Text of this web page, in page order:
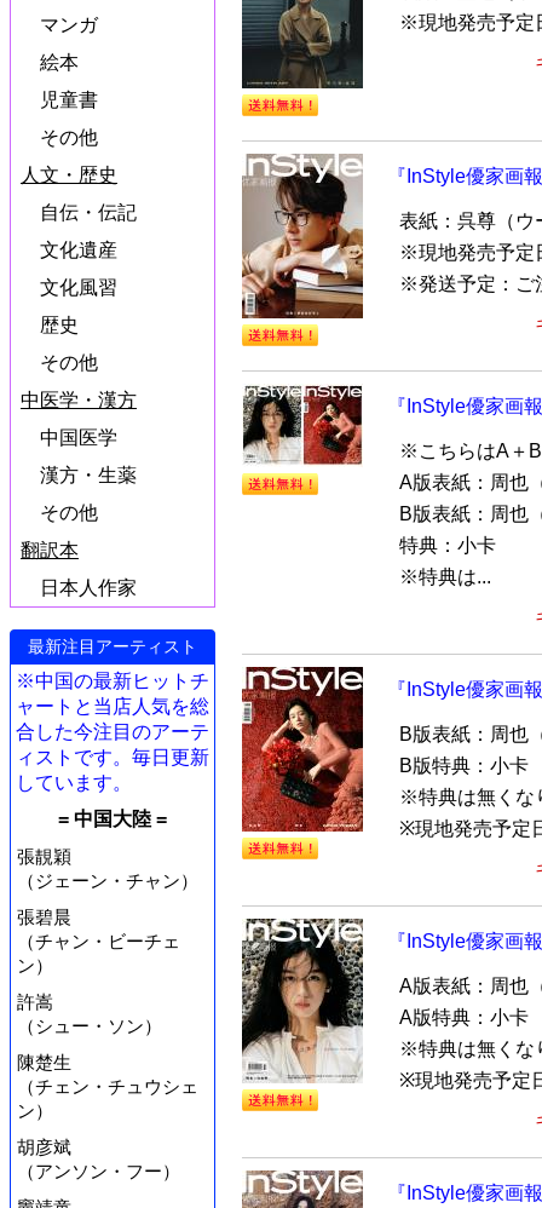
マンガ
絵本
児童書
その他
人文・歴史
自伝・伝記
文化遺産
文化風習
歴史
その他
中医学・漢方
中国医学
漢方・生薬
その他
翻訳本
日本人作家
最新注目アーティスト
※中国の最新ヒットチ
ャートと当店人気を総
合した今注目のアーテ
ィストです。毎日更新
しています。
= 中国大陸 =
張靚穎
（ジェーン・チャン）
張碧晨
（チャン・ビーチェ
ン）
許嵩
（シュー・ソン）
陳楚生
（チェン・チュウシェ
ン）
胡彦斌
（アンソン・フー）
※現地発売予定
『InStyle優家画
表紙：呉尊（ウ
※現地発売予定
※発送予定：ご
『InStyle優家画
※こちらはA＋
A版表紙：周也
B版表紙：周也
特典：小卡
※特典は...
『InStyle優家画
B版表紙：周也
B版特典：小卡
※特典は無くな
※現地発売予定
『InStyle優家画
A版表紙：周也
A版特典：小卡
※特典は無くな
※現地発売予定
『InStyle優家画